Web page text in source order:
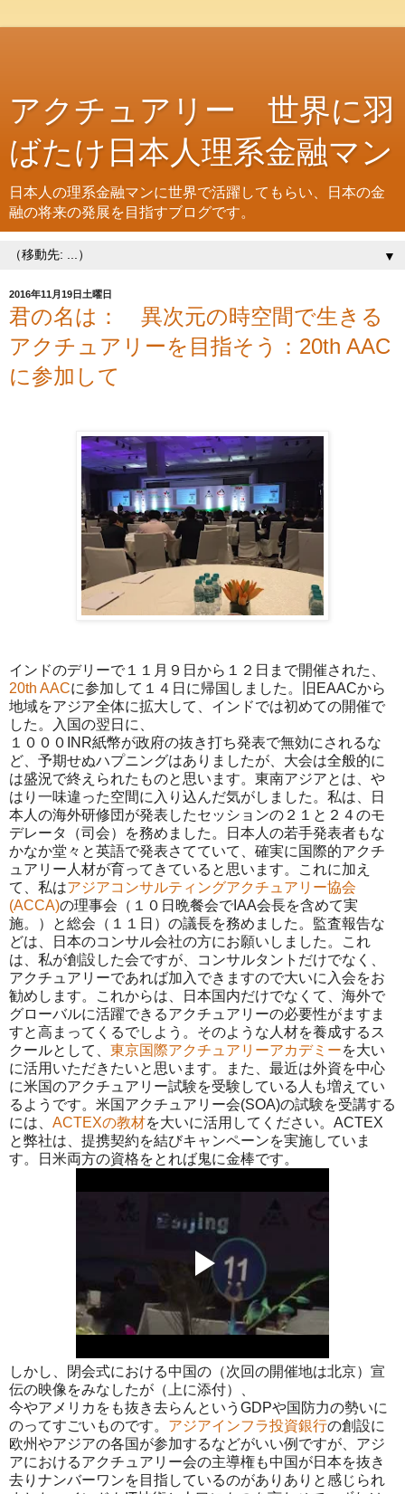
アクチュアリー 世界に羽
ばたけ日本人理系金融マン
日本人の理系金融マンに世界で活躍してもらい、日本の金
融の将来の発展を目指すブログです。
▼
2016年11月19日土曜日
君の名は： 異次元の時空間で生きる
アクチュアリーを目指そう：20th AAC
に参加して
インドのデリーで１１月９日から１２日まで開催された、
20th AACに参加して１４日に帰国しました。旧EAACから
地域をアジア全体に拡大して、インドでは初めての開催で
した。入国の翌日に、
１０００INR紙幣が政府の抜き打ち発表で無効にされるな
ど、予期せぬハプニングはありましたが、大会は全般的に
は盛況で終えられたものと思います。東南アジアとは、や
はり一味違った空間に入り込んだ気がしました。私は、日
本人の海外研修団が発表したセッションの２１と２４のモ
デレータ（司会）を務めました。日本人の若手発表者もな
かなか堂々と英語で発表さてていて、確実に国際的アクチ
ュアリー人材が育ってきていると思います。これに加え
て、私はアジアコンサルティングアクチュアリー協会
(ACCA)の理事会（１０日晩餐会でIAA会長を含めて実
施。）と総会（１１日）の議長を務めました。監査報告な
どは、日本のコンサル会社の方にお願いしました。これ
は、私が創設した会ですが、コンサルタントだけでなく、
アクチュアリーであれば加入できますので大いに入会をお
勧めします。これからは、日本国内だけでなくて、海外で
グローバルに活躍できるアクチュアリーの必要性がますま
すと高まってくるでしよう。そのような人材を養成するス
クールとして、 東京国際アクチュアリーアカデミーを大い
に活用いただきたいと思います。また、最近は外資を中心
に米国のアクチュアリー試験を受験している人も増えてい
るようです。米国アクチュアリー会(SOA)の試験を受講する
には、 ACTEXの教材を大いに活用してください。ACTEX
と弊社は、提携契約を結びキャンペーンを実施していま
す。日米両方の資格をとれば鬼に金棒です。
しかし、閉会式における中国の（次回の開催地は北京）宣
伝の映像をみなしたが（上に添付）、
今やアメリカをも抜き去らんというGDPや国防力の勢いに
のってすごいものです。 アジアインフラ投資銀行の創設に
欧州やアジアの各国が参加するなどがいい例ですが、アジ
アにおけるアクチュアリー会の主導権も中国が日本を抜き
去りナンバーワンを目指しているのがありありと感じられ